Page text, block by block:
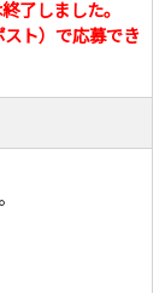
了しました。
ト）で応募でき